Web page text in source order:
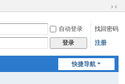
换
到
自动登录
找回密码
登录 注册
快捷导航